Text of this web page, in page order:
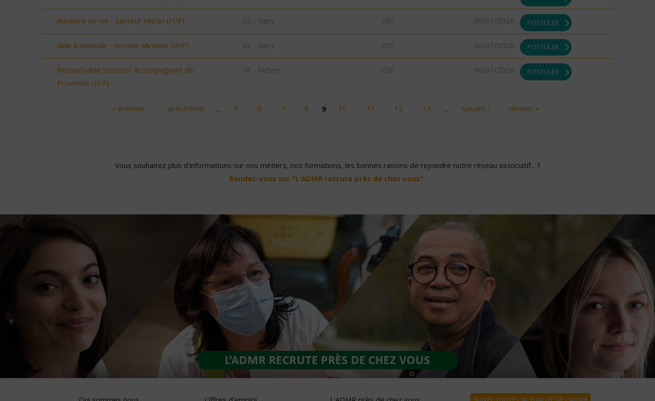
Auxiliaire de vie - secteur Miélan (H/F) 32 - Gers CDI 06/07/2026 POSTULER
Aide à domicile - secteur Mirande (H/F) 32 - Gers CDI 06/07/2026 POSTULER
Responsable Secteur/ Accompagnant de
Proximité (H/F)
58 - Nièvre CDI 06/07/2026 POSTULER
« premier ‹ précédent … 5 6 7 8 9 10 11 12 13 … suivant › dernier »
Vous souhaitez plus d'informations sur nos métiers, nos formations, les bonnes raisons de rejoindre notre réseau associatif... ?
Rendez-vous sur "L'ADMR recrute près de chez vous".